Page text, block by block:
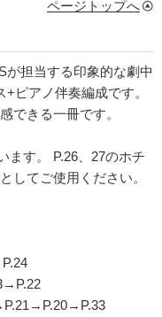
ページトップへ
が担当する印象的な劇中
ピアノ伴奏編成です。
できる一冊です。
ます。 P.26、27のホチ
してご使用ください。